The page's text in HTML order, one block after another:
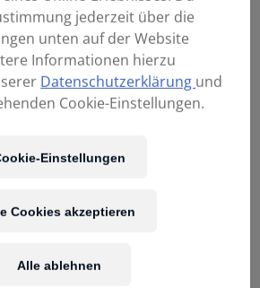
Versandin AT & DE
jederzeit über die
unten auf der Website
Informationen hierzu
Datenschutzerklärung und
Cookie-Einstellungen.
Einstellungen
Alle ablehnen
Cookies akzeptieren